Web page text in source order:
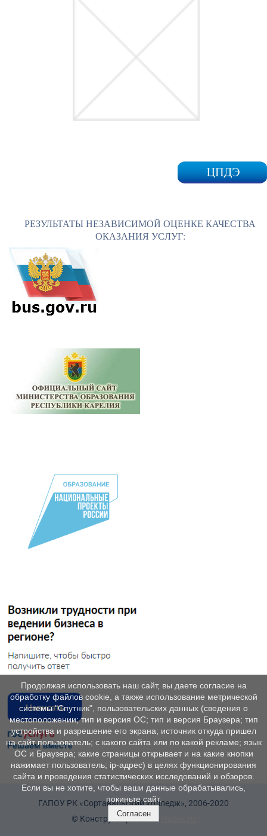
РЕЗУЛЬТАТЫ НЕЗАВИСИМОЙ ОЦЕНКЕ КАЧЕСТВА
ОКАЗАНИЯ УСЛУГ:
ГАПОУ РК «Сортавальский колледж», 2006-2020
© Конструктор сайтов
Продолжая использовать наш сайт, вы даете согласие на
обработку файлов cookie, а также использование метрической
системы "Спутник", пользовательских данных (сведения о
местоположении; тип и версия ОС; тип и версия Браузера; тип
устройства и разрешение его экрана; источник откуда пришел
на сайт пользователь; с какого сайта или по какой рекламе; язык
ОС и Браузера; какие страницы открывает и на какие кнопки
нажимает пользователь; ip-адрес) в целях функционирования
сайта и проведения статистических исследований и обзоров.
Если вы не хотите, чтобы ваши данные обрабатывались,
покиньте сайт.
Согласен